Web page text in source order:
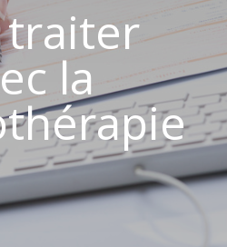
la